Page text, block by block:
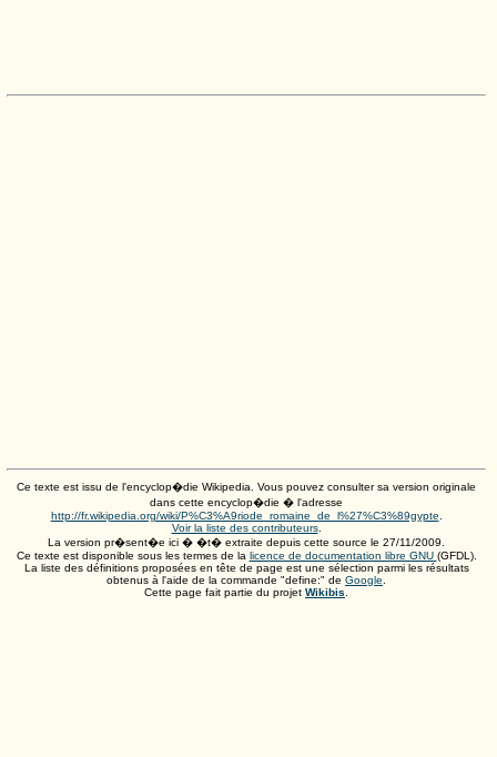
Ce texte est issu de l'encyclop�die Wikipedia. Vous pouvez consulter sa version originale
dans cette encyclop�die � l'adresse
http://fr.wikipedia.org/wiki/P%C3%A9riode_romaine_de_l%27%C3%89gypte
Voir la liste des contributeurs.
La version pr�sent�e ici � �t� extraite depuis cette source le 27/11/2009
Ce texte est disponible sous les termes de la licence de documentation libre GNU (GFDL).
La liste des définitions proposées en tête de page est une sélection parmi les résultats
obtenus à l'aide de la commande "define:" de Google
Cette page fait partie du projet Wikibis